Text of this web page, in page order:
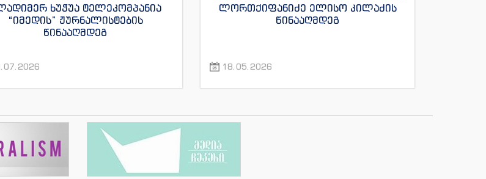
ხუჭუა ტელეკომპანია
“იმედის” ჟურნალისტების
წინააღმდეგ
ლორთქიფანიძე ელისო კილაძის
წინააღმდეგ
18.05.2026